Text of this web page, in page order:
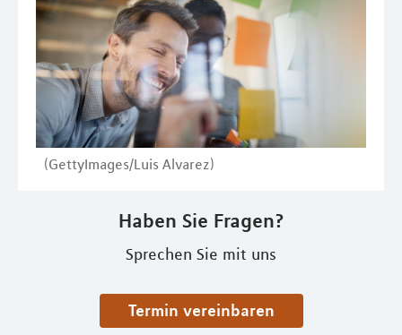
(GettyImages/Luis Alvarez)
Haben Sie Fragen?
Sprechen Sie mit uns
Termin vereinbaren